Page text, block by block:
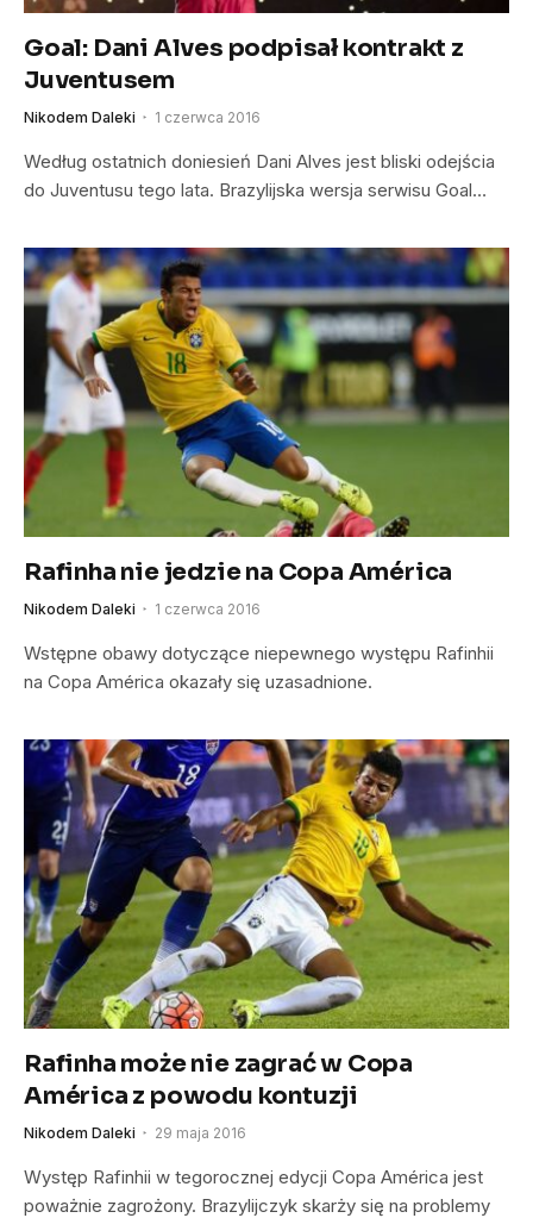
Goal: Dani Alves podpisał kontrakt z
Juventusem
Nikodem Daleki 1 czerwca 2016
Według ostatnich doniesień Dani Alves jest bliski odejścia
do Juventusu tego lata. Brazylijska wersja serwisu Goal…
Rafinha nie jedzie na Copa América
Nikodem Daleki 1 czerwca 2016
Wstępne obawy dotyczące niepewnego występu Rafinhii
na Copa América okazały się uzasadnione.
Rafinha może nie zagrać w Copa
América z powodu kontuzji
Nikodem Daleki 29 maja 2016
Występ Rafinhii w tegorocznej edycji Copa América jest
poważnie zagrożony. Brazylijczyk skarży się na problemy